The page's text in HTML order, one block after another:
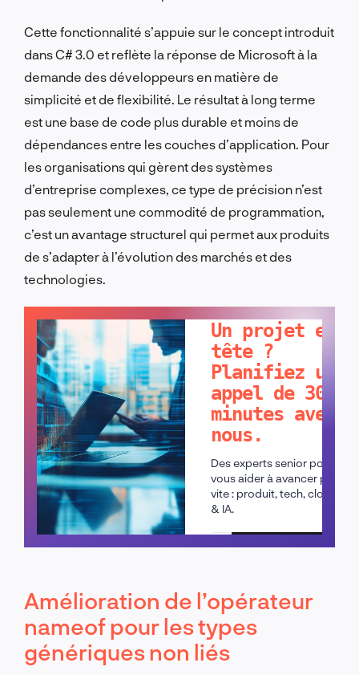
Cette fonctionnalité s’appuie sur le concept introduit
dans C# 3.0 et reflète la réponse de Microsoft à la
demande des développeurs en matière de
simplicité et de flexibilité. Le résultat à long terme
est une base de code plus durable et moins de
dépendances entre les couches d’application. Pour
les organisations qui gèrent des systèmes
d’entreprise complexes, ce type de précision n’est
pas seulement une commodité de programmation,
c’est un avantage structurel qui permet aux produits
de s’adapter à l’évolution des marchés et des
technologies.
Un projet en
tête ?
Planifiez un
appel de 30
minutes avec
nous.
Des experts senior pour
vous aider à avancer plus
vite : produit, tech, cloud
& IA.
Planifier un appel
Amélioration de l’opérateur
nameof pour les types
génériques non liés